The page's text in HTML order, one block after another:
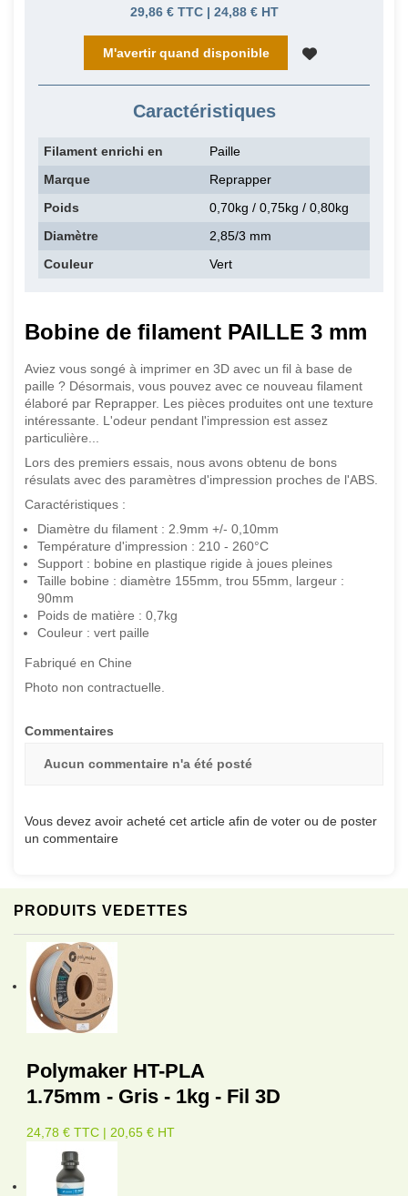
PRODUITS VEDETTES
Polymaker HT-PLA
1.75mm - Gris - 1kg - Fil 3D
24,78 € TTC | 20,65 € HT
29,86 € TTC | 24,88 € HT
M'avertir quand disponible
Caractéristiques
Filament enrichi en
Paille
Marque
Reprapper
Poids
0,70kg / 0,75kg / 0,80kg
Diamètre
2,85/3 mm
Couleur
Vert
Bobine de filament PAILLE 3 mm
Aviez vous songé à imprimer en 3D avec un fil à base de
paille ? Désormais, vous pouvez avec ce nouveau filament
élaboré par Reprapper. Les pièces produites ont une texture
intéressante. L'odeur pendant l'impression est assez
particulière...
Lors des premiers essais, nous avons obtenu de bons
résulats avec des paramètres d'impression proches de l'ABS.
Caractéristiques :
Diamètre du filament : 2.9mm +/- 0,10mm
Température d'impression : 210 - 260°C
Support : bobine en plastique rigide à joues pleines
Taille bobine : diamètre 155mm, trou 55mm, largeur :
90mm
Poids de matière : 0,7kg
Couleur : vert paille
Fabriqué en Chine
Photo non contractuelle.
Commentaires
Aucun commentaire n'a été posté
Vous devez avoir acheté cet article afin de voter ou de poster
un commentaire